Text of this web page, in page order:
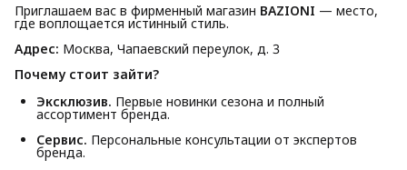
Приглашаем вас в фирменный магазин BAZIONI — место,
где воплощается истинный стиль.
Адрес: Москва, Чапаевский переулок, д. 3
Почему стоит зайти?
Эксклюзив. Первые новинки сезона и полный
ассортимент бренда.
Сервис. Персональные консультации от экспертов
бренда.